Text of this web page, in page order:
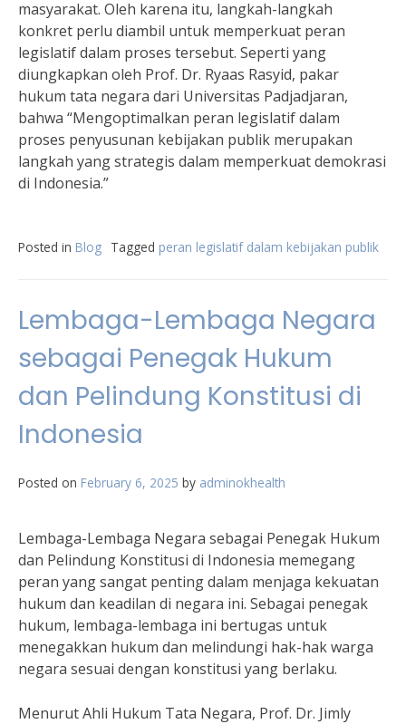
masyarakat. Oleh karena itu, langkah-langkah
konkret perlu diambil untuk memperkuat peran
legislatif dalam proses tersebut. Seperti yang
diungkapkan oleh Prof. Dr. Ryaas Rasyid, pakar
hukum tata negara dari Universitas Padjadjaran,
bahwa “Mengoptimalkan peran legislatif dalam
proses penyusunan kebijakan publik merupakan
langkah yang strategis dalam memperkuat demokrasi
di Indonesia.”
Posted in Blog Tagged peran legislatif dalam kebijakan publik
Lembaga-Lembaga Negara
sebagai Penegak Hukum
dan Pelindung Konstitusi di
Indonesia
Posted on February 6, 2025 by adminokhealth
Lembaga-Lembaga Negara sebagai Penegak Hukum
dan Pelindung Konstitusi di Indonesia memegang
peran yang sangat penting dalam menjaga kekuatan
hukum dan keadilan di negara ini. Sebagai penegak
hukum, lembaga-lembaga ini bertugas untuk
menegakkan hukum dan melindungi hak-hak warga
negara sesuai dengan konstitusi yang berlaku.
Menurut Ahli Hukum Tata Negara, Prof. Dr. Jimly